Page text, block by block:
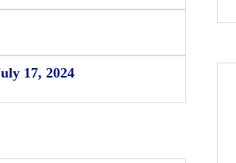
17, 2024